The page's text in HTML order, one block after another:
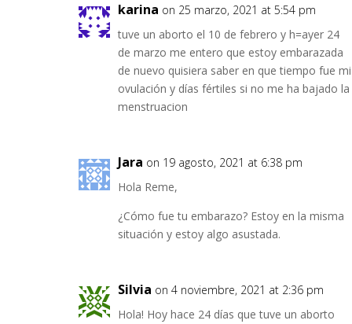
karina on 25 marzo, 2021 at 5:54 pm
tuve un aborto el 10 de febrero y h=ayer 24
de marzo me entero que estoy embarazada
de nuevo quisiera saber en que tiempo fue mi
ovulación y días fértiles si no me ha bajado la
menstruacion
Jara on 19 agosto, 2021 at 6:38 pm
Hola Reme,
¿Cómo fue tu embarazo? Estoy en la misma
situación y estoy algo asustada.
Silvia on 4 noviembre, 2021 at 2:36 pm
Hola! Hoy hace 24 días que tuve un aborto